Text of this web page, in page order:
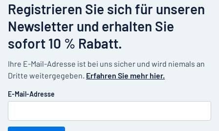
Registrieren Sie sich für unseren
Newsletter und erhalten Sie
sofort 10 % Rabatt.
Ihre E-Mail-Adresse ist bei uns sicher und wird niemals an
Dritte weitergegeben. Erfahren Sie mehr hier.
E-Mail-Adresse